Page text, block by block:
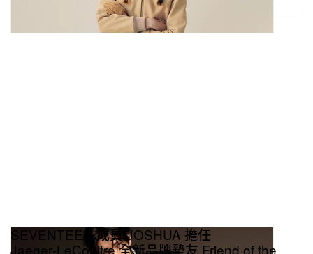
SEVENTEEN 成員 JOSHUA 擔任
Jaeger‑LeCoultre 全新品牌摯友 Friend of the